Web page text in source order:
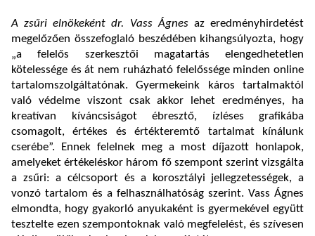
A zsűri elnökeként dr. Vass Ágnesaz eredményhirdetést
megelőzően összefoglaló beszédében kihangsúlyozta, hogy
„a felelős szerkesztői magatartás elengedhetetlen
kötelessége és át nem ruházható felelőssége minden online
tartalomszolgáltatónak. Gyermekeink káros tartalmaktól
való védelme viszont csak akkor lehet eredményes, ha
kreatívan kíváncsiságot ébresztő, ízléses grafikába
csomagolt, értékes és értékteremtő tartalmat kínálunk
cserébe”. Ennek felelnek meg a most díjazott honlapok,
amelyeket értékeléskor három fő szempont szerint vizsgálta
a zsűri: a célcsoport és a korosztályi jellegzetességek, a
vonzó tartalom és a felhasználhatóság szerint. Vass Ágnes
elmondta, hogy gyakorló anyukaként is gyermekével együtt
tesztelte ezen szempontoknak való megfelelést, és szívesen